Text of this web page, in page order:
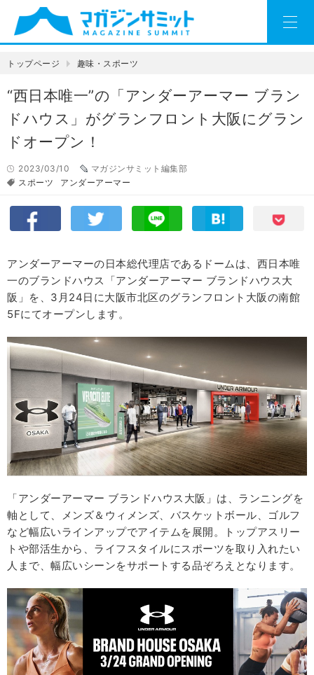
トップページ 趣味・スポーツ
“西日本唯一”の「アンダーアーマー ブラン
ドハウス」がグランフロント大阪にグラン
ドオープン！
2023/03/10
マガジンサミット編集部
スポーツ
アンダーアーマー
アンダーアーマーの日本総代理店であるドームは、西日本唯
一のブランドハウス「アンダーアーマー ブランドハウス大
阪」を、3月24日に大阪市北区のグランフロント大阪の南館
5Fにてオープンします。
「アンダーアーマー ブランドハウス大阪」は、ランニングを
軸として、メンズ＆ウィメンズ、バスケットボール、ゴルフ
など幅広いラインアップでアイテムを展開。トップアスリー
トや部活生から、ライフスタイルにスポーツを取り入れたい
人まで、幅広いシーンをサポートする品ぞろえとなります。